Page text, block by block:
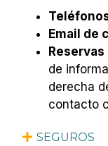
Email de
de
derecha
contacto
SEGUROS